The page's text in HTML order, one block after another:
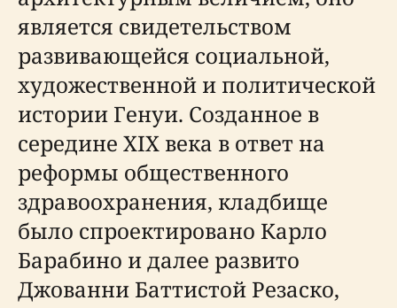
является свидетельством
развивающейся социальной,
художественной и политической
истории Генуи. Созданное в
середине XIX века в ответ на
реформы общественного
здравоохранения, кладбище
было спроектировано Карло
Барабино и далее развито
Джованни Баттистой Резаско,